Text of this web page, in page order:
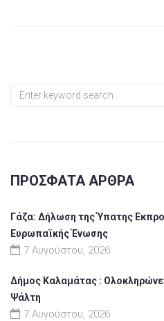
ΠΡΌΣΦΑΤΑ ΆΡΘΡΑ
Γάζα: Δήλωση της Ύπατης
Ευρωπαϊκής Ένωσης
7 Αυγούστου, 2026
Δήμος Καλαμάτας :
Ψάλτη
7 Αυγούστου, 2026